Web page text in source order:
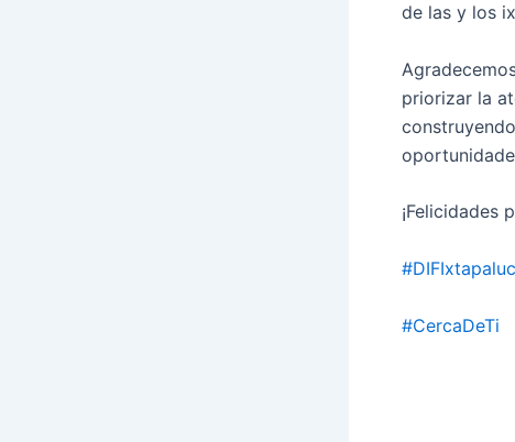
de las y los
priorizar la
¡Felicidades
#CercaDeTi